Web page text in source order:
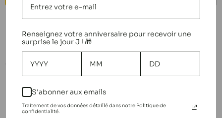
Renseignez votre anniversaire pour recevoir une
surprise le jour J ! 🎁
S'abonner aux emails
Traitement de vos données détaillé dans notre Politique de
confidentialité.